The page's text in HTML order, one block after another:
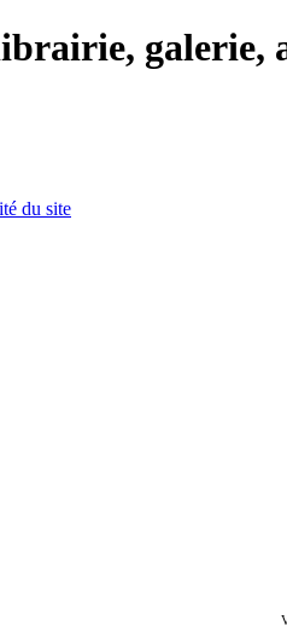
galerie,
du site